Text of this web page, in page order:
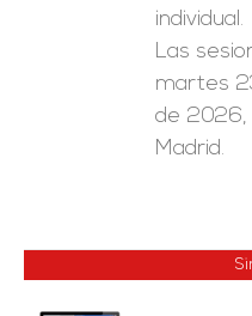
individual.
Las
martes
de 2026,
Madrid.